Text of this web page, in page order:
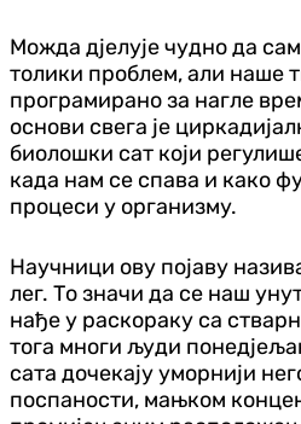
Можда д‌јелује чудно да
толики проблем, али наше
програмирано за нагле
основи свега је
биолошки сат који
када нам се спава и како
процеси у организму.
Научници ову појаву
лег. То значи да се наш
нађе у раскораку са
тога многи људи
сата дочекају уморнији
поспаности, мањком